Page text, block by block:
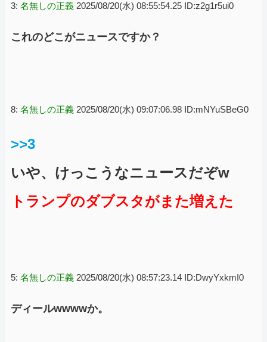
3: 名無しの正義 2025/08/20(水) 08:55:54.25 ID:z2g1r5ui0
これのどこがニュースですか？
8: 名無しの正義 2025/08/20(水) 09:07:06.98 ID:mNYuSBeG0
>>3
いや、けっこうなニュースだぞw
トランプのダブスタがまた増えた
5: 名無しの正義 2025/08/20(水) 08:57:23.14 ID:DwyYxkmI0
ディールwwwwか。